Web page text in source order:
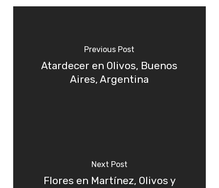
Previous Post
Atardecer en Olivos, Buenos
Aires, Argentina
Next Post
Flores en Martínez, Olivos y